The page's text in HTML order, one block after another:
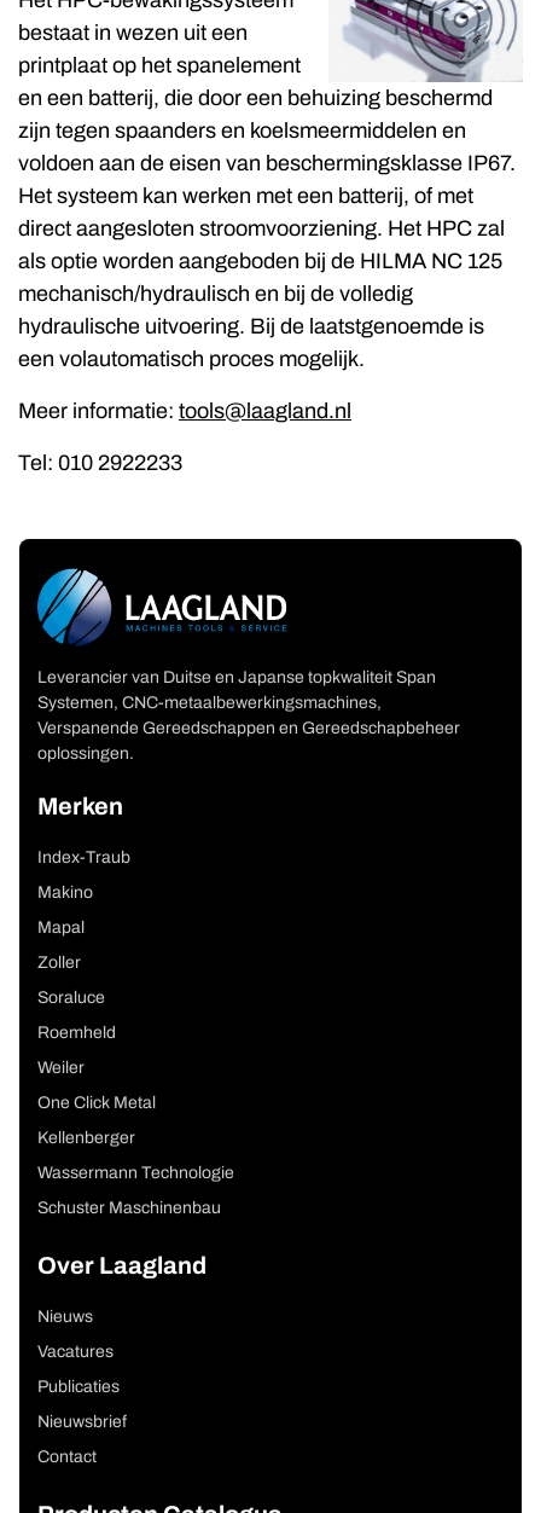
bestaat in wezen uit een
printplaat op het spanelement
en een batterij, die door een behuizing beschermd
zijn tegen spaanders en koelsmeermiddelen en
voldoen aan de eisen van beschermingsklasse IP67.
Het systeem kan werken met een batterij, of met
direct aangesloten stroomvoorziening. Het HPC zal
als optie worden aangeboden bij de HILMA NC 125
mechanisch/hydraulisch en bij de volledig
hydraulische uitvoering. Bij de laatstgenoemde is
een volautomatisch proces mogelijk.
Meer informatie: tools@laagland.nl
Tel: 010 2922233
Leverancier van Duitse en Japanse topkwaliteit Span
Systemen, CNC-metaalbewerkingsmachines,
Verspanende Gereedschappen en Gereedschapbeheer
oplossingen.
Merken
Index-Traub
Makino
Mapal
Zoller
Soraluce
Roemheld
Weiler
One Click Metal
Kellenberger
Wassermann Technologie
Schuster Maschinenbau
Over Laagland
Nieuws
Vacatures
Publicaties
Nieuwsbrief
Contact